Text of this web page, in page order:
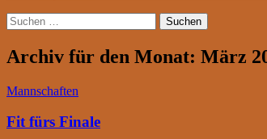
Suchen
nach:
Archiv für den Monat: März
Mannschaften
Fit fürs Finale